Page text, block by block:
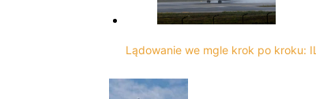
Lądowanie we mgle krok po kroku: